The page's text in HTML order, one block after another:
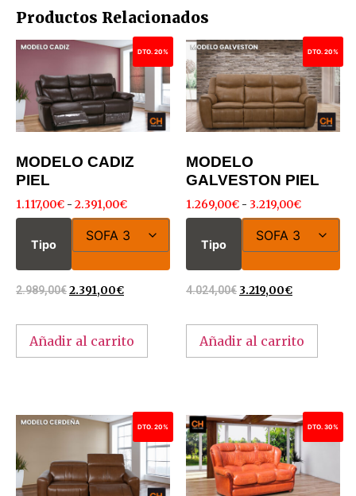
Productos Relacionados
DTO. 20%
MODELO CADIZ
PIEL
1.117,00€ - 2.391,00€
Tipo
2.989,00€2.391,00€
Añadir al carrito
DTO. 20%
MODELO
GALVESTON PIEL
1.269,00€ - 3.219,00€
Tipo
4.024,00€ 3.219,00€
Añadir al carrito
DTO. 20% DTO. 30%